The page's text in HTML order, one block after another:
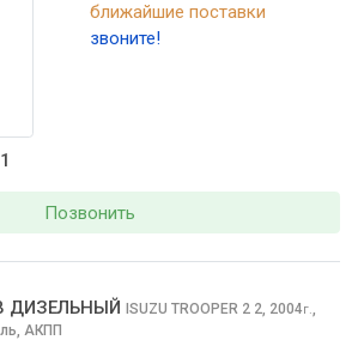
ближайшие поставки
звоните!
Позвонить
ДИЗЕЛЬНЫЙ ISUZU TROOPER 2 2, 2004г.
АКПП